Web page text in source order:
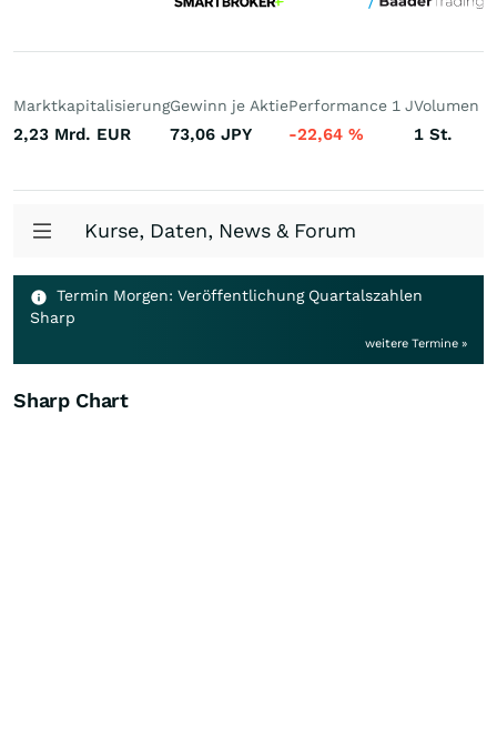
Marktkapitalisierung
2,23 Mrd. EUR
Gewinn je Aktie
73,06 JPY
Performance 1 J
-22,64 %
Volumen
1 St.
Kurse, Daten, News & Forum
Termin Morgen: Veröffentlichung Quartalszahlen
Sharp
weitere Termine »
Sharp Chart